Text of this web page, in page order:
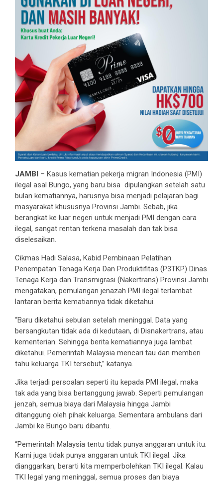
JAMBI – Kasus kematian pekerja migran Indonesia (PMI)
ilegal asal Bungo, yang baru bisa dipulangkan setelah satu
bulan kematiannya, harusnya bisa menjadi pelajaran bagi
masyarakat khususnya Provinsi Jambi. Sebab, jika
berangkat ke luar negeri untuk menjadi PMI dengan cara
ilegal, sangat rentan terkena masalah dan tak bisa
diselesaikan.
Cikmas Hadi Salasa, Kabid Pembinaan Pelatihan
Penempatan Tenaga Kerja Dan Produktifitas (P3TKP) Dinas
Tenaga Kerja dan Transmigrasi (Nakertrans) Provinsi Jambi
mengatakan, pemulangan jenazah PMI ilegal terlambat
lantaran berita kematiannya tidak diketahui.
“Baru diketahui sebulan setelah meninggal. Data yang
bersangkutan tidak ada di kedutaan, di Disnakertrans, atau
kementerian. Sehingga berita kematiannya juga lambat
diketahui. Pemerintah Malaysia mencari tau dan memberi
tahu keluarga TKI tersebut,” katanya.
Jika terjadi persoalan seperti itu kepada PMI ilegal, maka
tak ada yang bisa bertanggung jawab. Seperti pemulangan
jenzah, semua biaya dari Malaysia hingga Jambi
ditanggung oleh pihak keluarga. Sementara ambulans dari
Jambi ke Bungo baru dibantu.
“Pemerintah Malaysia tentu tidak punya anggaran untuk itu.
Kami juga tidak punya anggaran untuk TKI ilegal. Jika
dianggarkan, berarti kita memperbolehkan TKI ilegal. Kalau
TKI legal yang meninggal, semua proses dan biaya